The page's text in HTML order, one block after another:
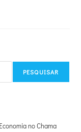
PESQUISAR
no Chama